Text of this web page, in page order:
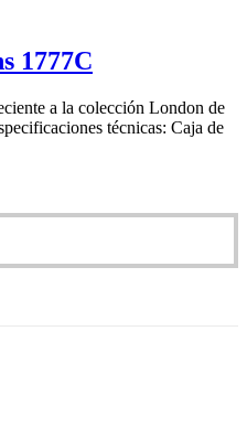
1777C
a la colección London de
técnicas: Caja de